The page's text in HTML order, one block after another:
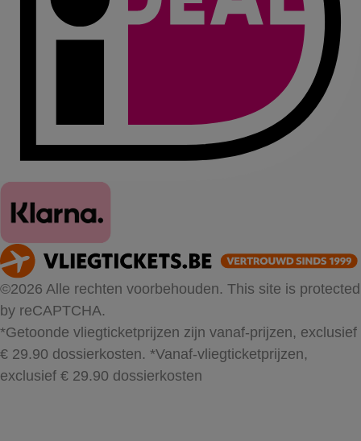
©2026 Alle rechten voorbehouden. This site is protected
by reCAPTCHA.
*Getoonde vliegticketprijzen zijn vanaf-prijzen, exclusief
€ 29.90 dossierkosten. *Vanaf-vliegticketprijzen,
exclusief € 29.90 dossierkosten